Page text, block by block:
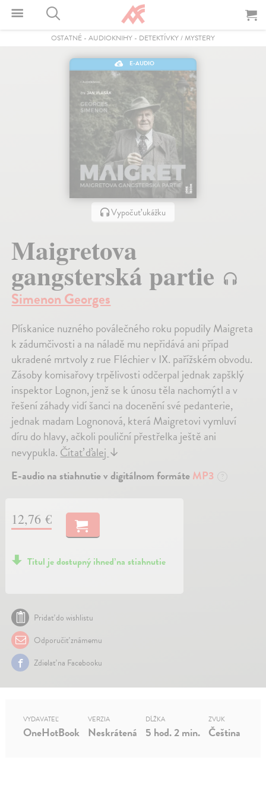
OSTATNÉ - AUDIOKNIHY - DETEKTÍVKY / MYSTERY
E-AUDIO
Vypočuť ukážku
Maigretova
gangsterská partie
Simenon Georges
Plískanice nuzného poválečného roku popudily Maigreta
k zádumčivosti a na náladě mu nepřidává ani případ
ukradené mrtvoly z rue Fléchier v IX. pařížském obvodu.
Zásoby komisařovy trpělivosti odčerpal jednak zapšklý
inspektor Lognon, jenž se k únosu těla nachomýtl a v
řešení záhady vidí šanci na docenění své pedanterie,
jednak madam Lognonová, která Maigretovi vymluví
díru do hlavy, ačkoli pouliční přestřelka ještě ani
nevypukla.Čítať ďalej↓
E-audio na stiahnutie v digitálnom formáteMP3 ?
12,76 €
Titul je dostupný ihneď na stiahnutie
Pridať do wishlistu
Odporučiť známemu
Zdielať na Facebooku
VYDAVATEĽ
OneHotBook
VERZIA
Neskrátená
DĹŽKA
5 hod. 2 min.
ZVUK
Čeština